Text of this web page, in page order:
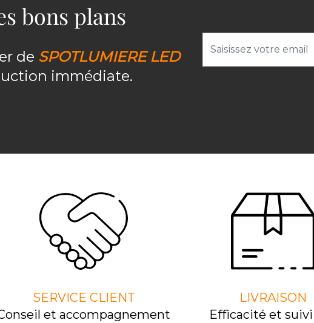
bons plans
de SPOTLUMIERE LED
immédiate.
SERVICE CLIENT
et accompagnement
LIVRAISON
Efﬁcacité et